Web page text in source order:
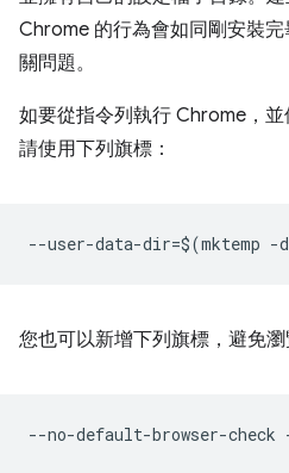
Chrome 的行為會如同剛安裝
關問題。
如要從指令列執行 Chrome，並
請使用下列旗標：
您也可以新增下列旗標，避免瀏